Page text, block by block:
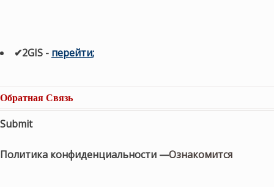
✔2GIS - перейти;
Обратная Связь
Submit
Политика конфиденциальности —Ознакомится